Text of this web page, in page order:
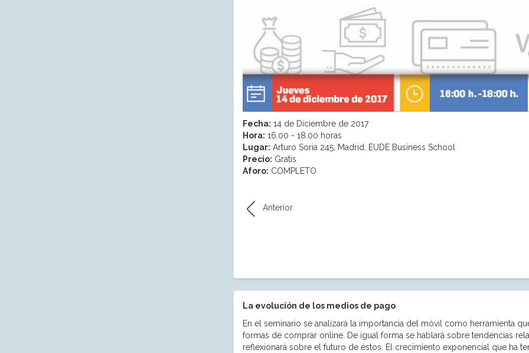
Fecha: 14 de Diciembre de 2017
Hora: 16.00 - 18.00 horas
Lugar: Arturo Soria 245, Madrid, EUDE Business School
Precio: Gratis
Aforo: COMPLETO
Anterior
La evolución de los medios de pago
En el seminario se analizará la importancia del móvil como herramienta
formas de comprar online. De igual forma se hablará sobre tendencias
reflexionará sobre el futuro de éstos. El crecimiento exponencial que ha